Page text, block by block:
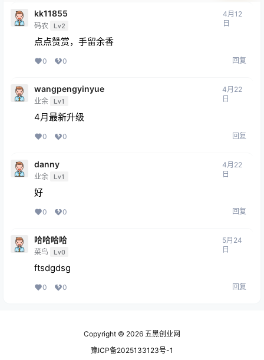
kk11855
码农 Lv2
4月12
日
点点赞赏，手留余香
0 0 回复
wangpengyinyue
业余 Lv1
4月22
日
4月最新升级
0 0 回复
danny
业余 Lv1
4月22
日
好
0 0 回复
哈哈哈哈
菜鸟 Lv0
5月24
日
ftsdgdsg
0 0 回复
Copyright © 2026 五黑创业网
豫ICP备2025133123号-1